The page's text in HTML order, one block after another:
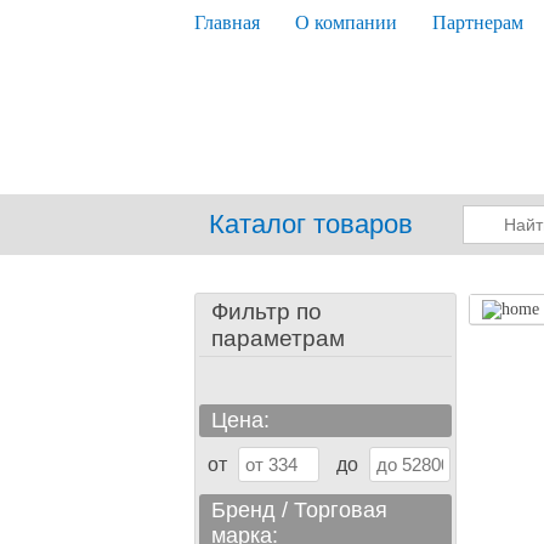
Главная О компании Партнерам
Каталог товаров
Фильтр по
параметрам
Цена:
от до
Бренд / Торговая
марка: